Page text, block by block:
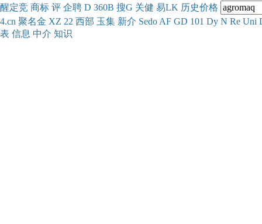
醒定竞 商标 评 企聘 D 360B 搜G 关健 易LK 历史价格
4.cn 聚名金 XZ 22 西部 玉集 新介 Sedo AF GD 101 Dy N Re Uni
表 信息 中介 知识